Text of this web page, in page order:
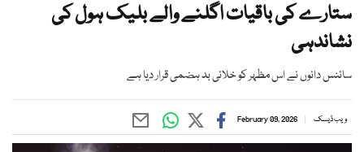
ستارے کی باقیات اگلنے والے بلیک ہول کی
نشاندہی
سائنس دانوں نے اس مظہر کو خلائی بد ہضمی قرار دیا ہے
ویب ڈیسک February 09, 2026